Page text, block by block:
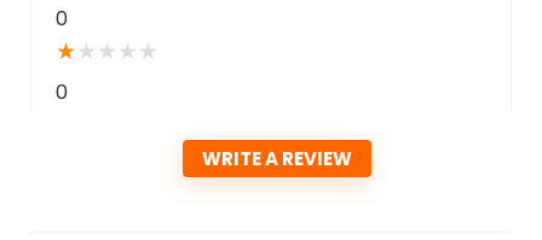
0
★★ ★ ★ ★
0
WRITE A REVIEW